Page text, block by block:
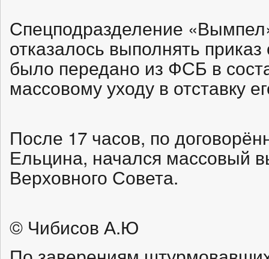
Спецподразделение
отказалось выполнять
было передано из ФСБ в
массовому уходу в отставку
После 17 часов, по
Ельцина, начался массовый
Верховного Совета.
© Чибисов А.Ю